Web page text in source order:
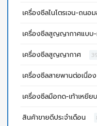
เครื่องซีลไนโตรเจน-ถนอ
เครื่องซีลสูญญากาศแบบ
เครื่องซีลสูญญากาศ
เครื่องซีลสายพานต่อเนื่อง
เครื่องซีลมือกด-เท้าเหยียบ
สินค้าขายดีประจำเดือน